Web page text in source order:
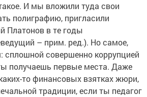
И мы вложили туда свои
полиграфию, пригласили
Платонов в те годы
– прим. ред.). Но самое,
сплошной совершенно коррупцией
получаешь первые места. Даже
то финансовых взятках жюри,
традиции, если ты педагог